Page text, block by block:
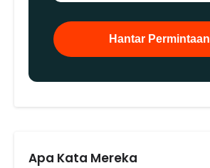
Hantar Permintaan
Apa Kata Mereka